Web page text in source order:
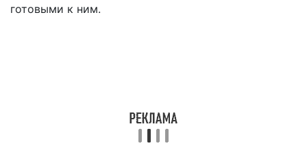
готовыми к ним.